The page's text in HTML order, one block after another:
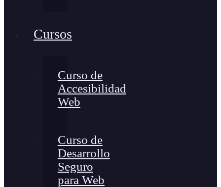
Cursos
Curso de
Accesibilidad
Web
Curso de
Desarrollo
Seguro
para Web